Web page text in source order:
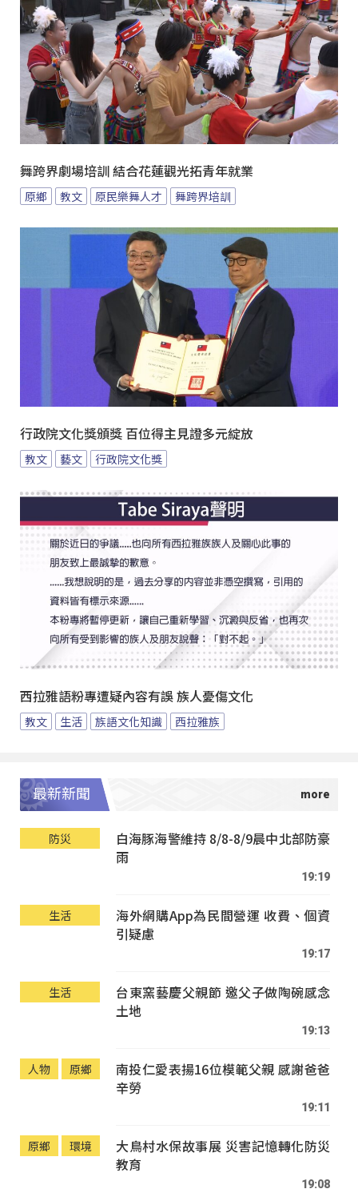
舞跨界劇場培訓 結合花蓮觀光拓青年就業
原鄉 教文 原民樂舞人才 舞跨界培訓
行政院文化獎頒獎 百位得主見證多元綻放
教文 藝文 行政院文化獎
西拉雅語粉專遭疑內容有誤 族人憂傷文化
教文 生活 族語文化知識 西拉雅族
最新新聞
防災
白海豚海警維持 8/8-8/9晨中北部防豪
雨
19:19
生活
海外網購App為民間營運 收費、個資
引疑慮
19:17
生活
台東窯藝慶父親節 邀父子做陶碗感念
土地
19:13
人物 原鄉
南投仁愛表揚16位模範父親 感謝爸爸
辛勞
19:11
原鄉 環境
大鳥村水保故事展 災害記憶轉化防災
教育
19:08